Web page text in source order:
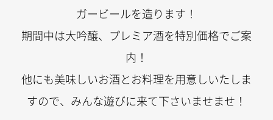
ガービールを造ります！
期間中は大吟醸、プレミア酒を特別価格でご案
内！
他にも美味しいお酒とお料理を用意しいたしま
すので、みんな遊びに来て下さいませませ！